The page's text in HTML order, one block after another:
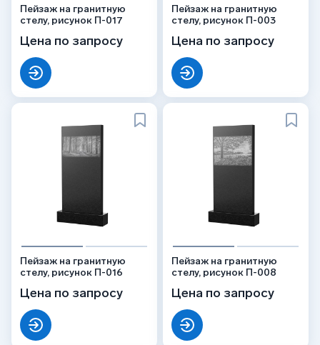
Пейзаж на гранитную
стелу, рисунок П-017
Цена по запросу
Пейзаж на гранитную
стелу, рисунок П-003
Цена по запросу
Пейзаж на гранитную
стелу, рисунок П-016
Цена по запросу
Пейзаж на гранитную
стелу, рисунок П-008
Цена по запросу